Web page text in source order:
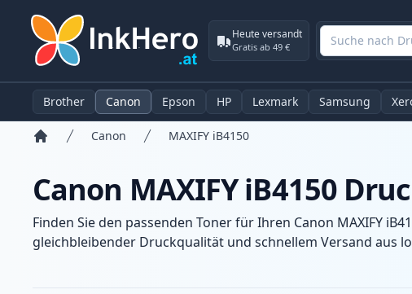
Heute versandt
Gratis ab 49 €
Brother Canon Epson HP Lexmark Samsung
Canon MAXIFY iB4150
Canon MAXIFY iB4150
Finden Sie den passenden Toner für Ihren Canon MAXIFY
gleichbleibender Druckqualität und schnellem Versand aus